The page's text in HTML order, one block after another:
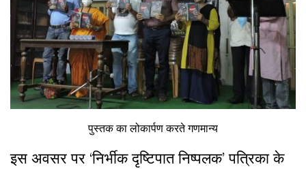
पुस्तक का लोकार्पण करते गणमान्य
इस अवसर पर ‘निर्भीक दृष्टिपात निष्पलक’ पत्रिका के